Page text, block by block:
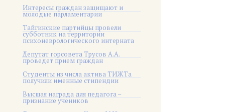
Интересы граждан защищают и
молодые парламентарии
Тайгинские партийцы провели
субботник на территории
психоневрологического интерната
Депутат горсовета Трусов А.А.
проведет прием граждан
Студенты из числа актива ТИЖТа
получили именные стипендии
Высшая награда для педагога –
признание учеников